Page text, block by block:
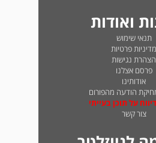
ואודות
תנאי שימוש
מדיניות פרטיות
הצהרת נגישות
פרסם אצלנו
אודותינו
הודעה מהפורום
על תוכן בעייתי
צור קשר